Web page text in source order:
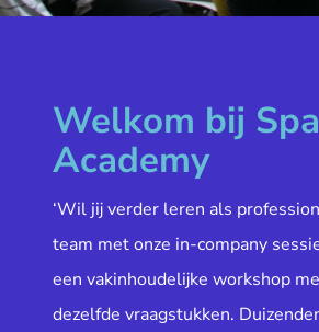
Welkom bij
Academy
‘Wil jij verder leren als
team met onze in-company
een vakinhoudelijke workshop
dezelfde vraagstukken.